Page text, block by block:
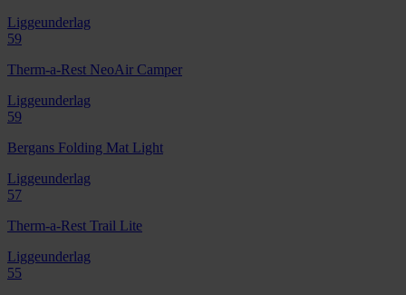
Liggeunderlag
59
Therm-a-Rest NeoAir Camper
Liggeunderlag
59
Bergans Folding Mat Light
Liggeunderlag
57
Therm-a-Rest Trail Lite
Liggeunderlag
55